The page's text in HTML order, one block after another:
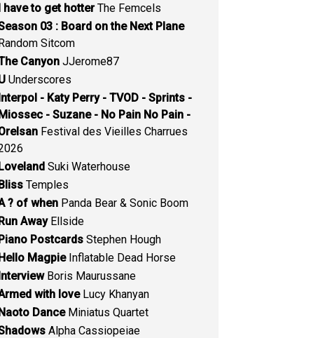
have to get hotterThe Femcels
03 : Board on the Next Plane
Sitcom
Canyon JJerome87
Underscores
- Katy Perry - TVOD - Sprints -
- Suzane - No Pain No Pain -
Festival des Vieilles Charrues
Suki Waterhouse
Temples
? of when Panda Bear & Sonic Boom
AwayEllside
Postcards Stephen Hough
MagpieInflatable Dead Horse
Boris Maurussane
with loveLucy Khanyan
DanceMiniatus Quartet
Alpha Cassiopeiae